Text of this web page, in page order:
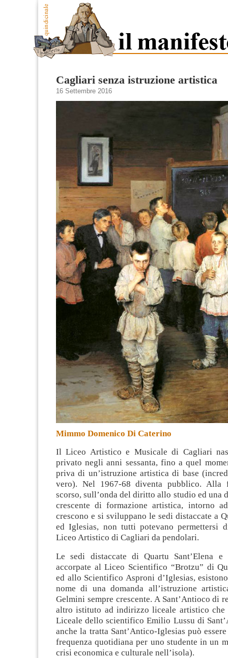
Cagliari senza istruzione artistica
16 Settembre 2016
Mimmo Domenico Di Caterino
Il Liceo Artistico e Musicale di Cagliari
privato negli anni sessanta, fino a quel
priva di un’istruzione artistica di base
vero). Nel 1967-68 diventa pubblico. Alla
scorso, sull’onda del diritto allo studio ed una
crescente di formazione artistica, intorno
crescono e si sviluppano le sedi distaccate a
ed Iglesias, non tutti potevano permettersi
Liceo Artistico di Cagliari da pendolari.
Le sedi distaccate di Quartu Sant’Elena e
accorpate al Liceo Scientifico “Brotzu” di
ed allo Scientifico Asproni d’Iglesias,
nome di una domanda all’istruzione
Gelmini sempre crescente. A Sant’Antioco di
altro istituto ad indirizzo liceale artistico
Liceale dello scientifico Emilio Lussu di
anche la tratta Sant’Antico-Iglesias può
frequenza quotidiana per uno studente in un
crisi economica e culturale nell’isola).